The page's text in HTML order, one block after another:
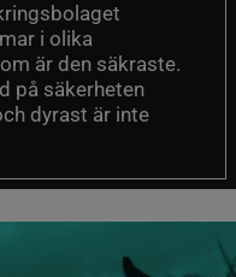
i olika
är den säkraste.
på säkerheten
dyrast är inte